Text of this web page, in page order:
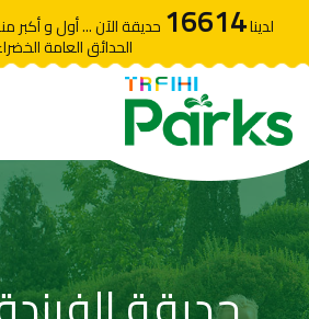
لدينا16614 حديقة الآن ... أول و أكبر
الحدائق العامة